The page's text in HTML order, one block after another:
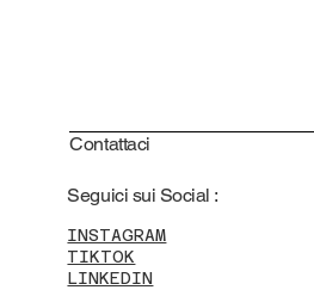
Contattaci
INSTAGRAM
TIKTOK
LINKEDIN
Seguici sui Social :